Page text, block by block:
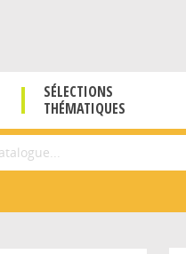
SÉLECTIONS
THÉMATIQUES